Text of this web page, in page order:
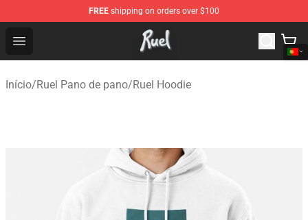
FREE shipping on orders over $100
Open menu
Ruel Store - Official Ruel Merchandise Shop
Início/Ruel Pano de pano/Ruel Hoodie